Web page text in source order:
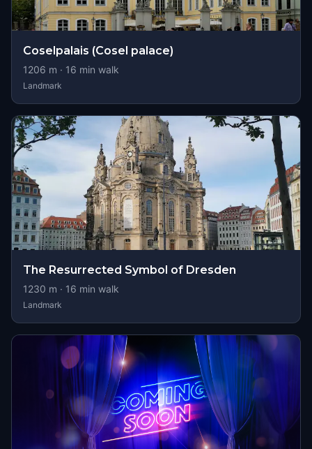
Coselpalais (Cosel palace)
1206 m · 16 min walk
Landmark
The Resurrected Symbol of Dresden
1230 m · 16 min walk
Landmark